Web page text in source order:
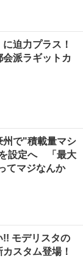
迫力プラス！
派ラギットカ
州で"積載量マシ
設定へ 「最大
てマジなんか
!! モデリスタの
スタム登場！